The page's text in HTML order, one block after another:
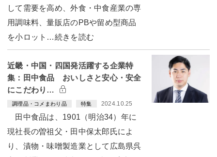
して需要を高め、外食・中食産業の専
用調味料、量販店のPBや留め型商品
を小ロット…続きを読む
近畿・中国・四国発活躍する企業特
集：田中食品 おいしさと安心・安全
にこだわり…
調理品・コメまわり品 特集 2024.10.25
田中食品は、1901（明治34）年に
現社長の曽祖父・田中保太郎氏によ
り、漬物・味噌製造業として広島県呉